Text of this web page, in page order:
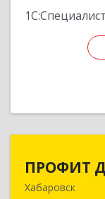
1С:Специалист
ПРОФИТ
Хабаровск